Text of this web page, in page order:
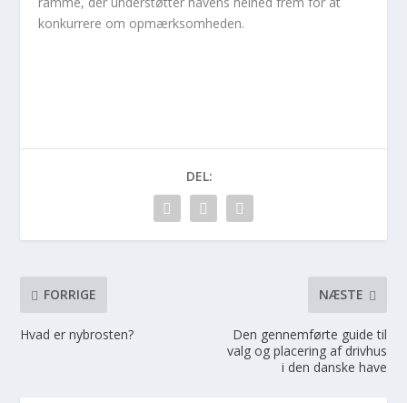
konkurrere om opmærksomheden.
DEL:
FORRIGE
Hvad er nybrosten?
NÆSTE
Den gennemførte guide til
valg og placering af drivhus
i den danske have